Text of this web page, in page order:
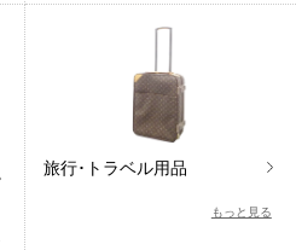
旅行･トラベル用品
もっと見る